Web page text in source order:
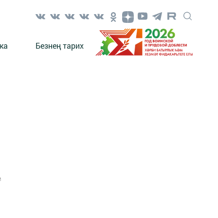
Безнең тарих
1